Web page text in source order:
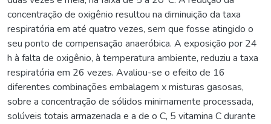
concentração de oxigênio resultou na diminuição da taxa
respiratória em até quatro vezes, sem que fosse atingido o
seu ponto de compensação anaeróbica. A exposição por 24
h à falta de oxigênio, à temperatura ambiente, reduziu a taxa
respiratória em 26 vezes. Avaliou-se o efeito de 16
diferentes combinações embalagem x misturas gasosas,
sobre a concentração de sólidos minimamente processada,
solúveis totais armazenada e a de o C, 5 vitamina C durante